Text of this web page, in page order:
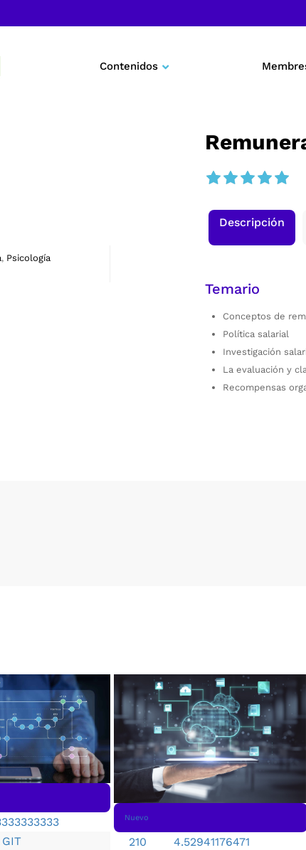
Contenidos
, Psicología
Descripción
Temario
Conceptos de
Política salarial
Investigación
La evaluación y
Recompensas
Nuevo
210
4.52941176471